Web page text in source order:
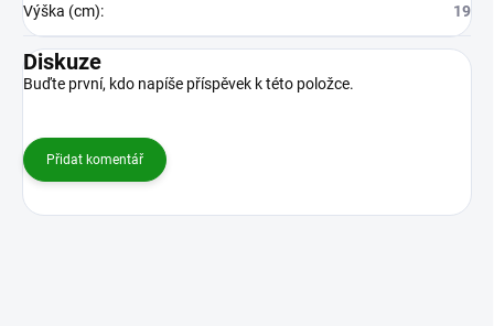
Výška (cm): 19
Diskuze
Buďte první, kdo napíše příspěvek k této položce.
Přidat komentář